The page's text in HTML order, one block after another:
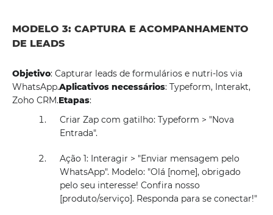
MODELO 3: CAPTURA E ACOMPANHAMENTO
DE LEADS
Objetivo: Capturar leads de formulários e nutri-los via
WhatsApp.Aplicativos necessários: Typeform, Interakt,
Zoho CRM.Etapas:
Criar Zap com gatilho: Typeform > "Nova
Entrada".
Ação 1: Interagir > "Enviar mensagem pelo
WhatsApp". Modelo: "Olá [nome], obrigado
pelo seu interesse! Confira nosso
[produto/serviço]. Responda para se conectar!"